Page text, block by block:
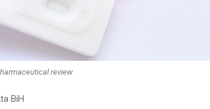
review
BiH